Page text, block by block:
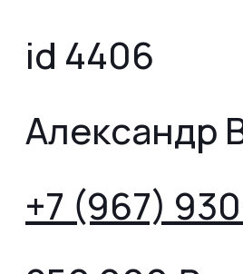
id 4406
Александр
+7 (967)